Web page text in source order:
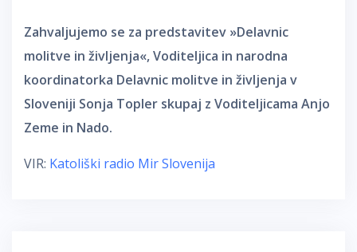
Zahvaljujemo se za predstavitev »Delavnic
molitve in življenja«, Voditeljica in narodna
koordinatorka Delavnic molitve in življenja v
Sloveniji Sonja Topler skupaj z Voditeljicama Anjo
Zeme in Nado.
VIR: Katoliški radio Mir Slovenija